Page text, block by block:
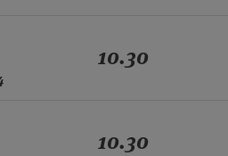
10.30
10.30